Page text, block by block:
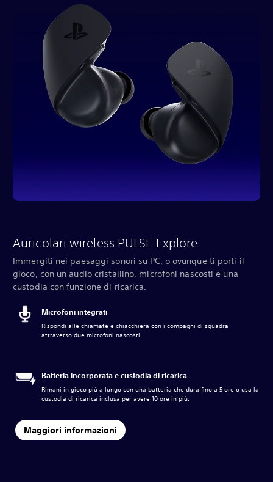
Auricolari wireless PULSE Explore
Immergiti nei paesaggi sonori su PC, o ovunque ti porti il
gioco, con un audio cristallino, microfoni nascosti e una
custodia con funzione di ricarica.
Microfoni integrati
Rispondi alle chiamate e chiacchiera con i compagni di squadra
attraverso due microfoni nascosti.
Batteria incorporata e custodia di ricarica
Rimani in gioco più a lungo con una batteria che dura fino a 5 ore o usa la
custodia di ricarica inclusa per avere 10 ore in più.
Maggiori informazioni